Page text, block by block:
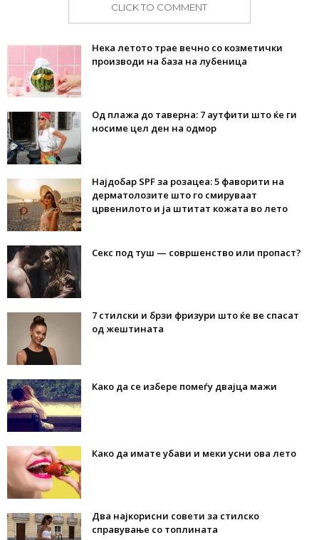
CLICK TO COMMENT
Нека летото трае вечно со козметички
производи на база на лубеница
Од плажа до таверна: 7 аутфити што ќе ги
носиме цел ден на одмор
Најдобар SPF за розацеа: 5 фаворити на
дерматолозите што го смируваат
црвенилото и ја штитат кожата во лето
Секс под туш — совршенство или пропаст?
7 стилски и брзи фризури што ќе ве спасат
од жештината
Како да се избере помеѓу двајца мажи
Како да имате убави и меки усни ова лето
Два најкорисни совети за стилско
справување со топлината